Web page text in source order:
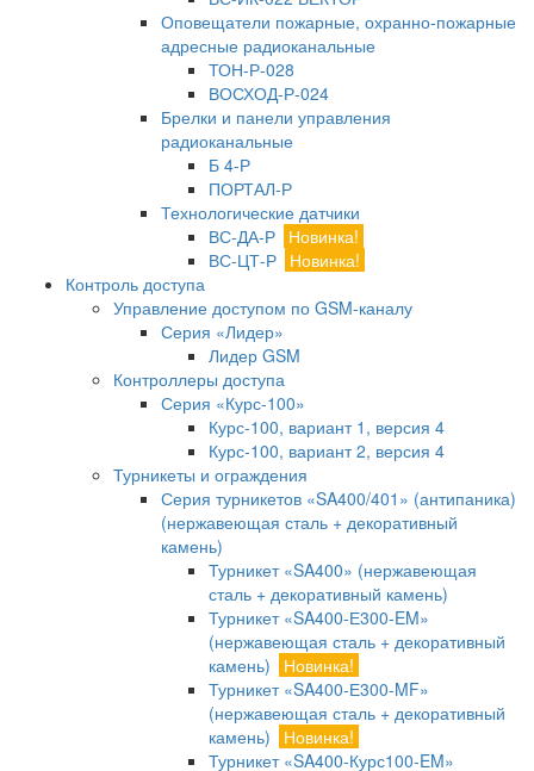
Оповещатели пожарные, охранно-пожарные
адресные радиоканальные
ТОН-Р-028
ВОСХОД-Р-024
Брелки и панели управления
радиоканальные
Б 4-Р
ПОРТАЛ-Р
Технологические датчики
ВС-ДА-Р Новинка!
ВС-ЦТ-Р Новинка!
Контроль доступа
Управление доступом по GSM-каналу
Серия «Лидер»
Лидер GSM
Контроллеры доступа
Серия «Курс-100»
Курс-100, вариант 1, версия 4
Курс-100, вариант 2, версия 4
Турникеты и ограждения
Серия турникетов «SA400/401» (антипаника)
(нержавеющая сталь + декоративный
камень)
Турникет «SA400» (нержавеющая
сталь + декоративный камень)
Турникет «SA400-Е300-EM»
(нержавеющая сталь + декоративный
камень)
Новинка!
Турникет «SA400-Е300-MF»
(нержавеющая сталь + декоративный
камень)
Новинка!
Турникет «SA400-Курс100-EM»